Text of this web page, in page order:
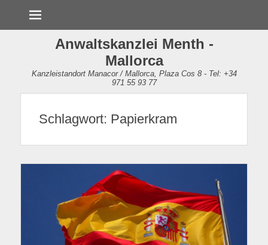
Anwaltskanzlei Menth -
Mallorca
Kanzleistandort Manacor / Mallorca, Plaza Cos 8 - Tel: +34
971 55 93 77
Schlagwort: Papierkram